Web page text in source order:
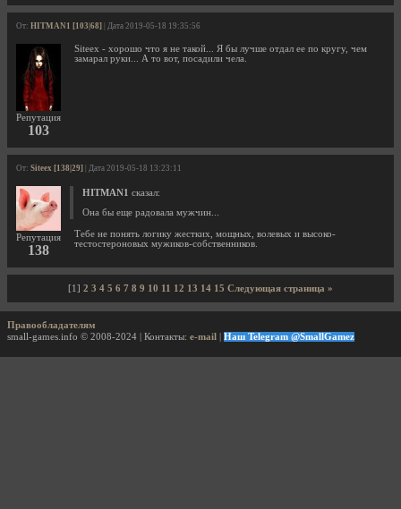
От: HITMAN1 [103|68] | Дата 2019-05-18 19:35:56
Репутация
103
Siteex - хорошо что я не такой... Я бы лучше отдал ее по кругу, чем
замарал руки... А то вот, посадили чела.
От: Siteex [138|29] | Дата 2019-05-18 13:23:11
Репутация
138
HITMAN1 сказал:
Она бы еще радовала мужчин...
Тебе не понять логику жестких, мощных, волевых и высоко-
тестостероновых мужиков-собственников.
[1] 2 3 4 5 6 7 8 9 10 11 12 13 14 15 Следующая страница »
Правообладателям
small-games.info © 2008-2024 | Контакты: e-mail Наш Telegram @SmallGamez